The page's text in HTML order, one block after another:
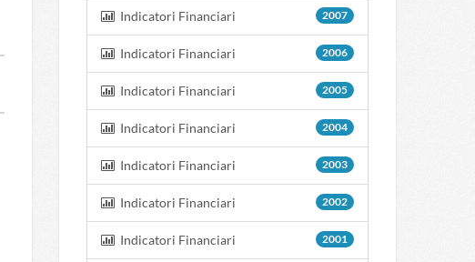
Indicatori Financiari 2007
Indicatori Financiari 2006
Indicatori Financiari 2005
Indicatori Financiari 2004
Indicatori Financiari 2003
Indicatori Financiari 2002
Indicatori Financiari 2001